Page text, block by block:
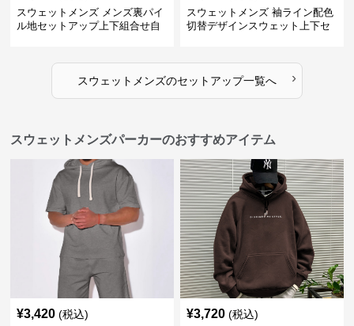
スウェットメンズ メンズ裏パイ
ル地セットアップ上下組合せ自
スウェットメンズ 袖ライン配色
切替デザインスウェット上下セ
スウェットメンズのセットアップ一覧へ ›
スウェットメンズパーカーのおすすめアイテム
¥3,420 (税込) ¥3,720 (税込)